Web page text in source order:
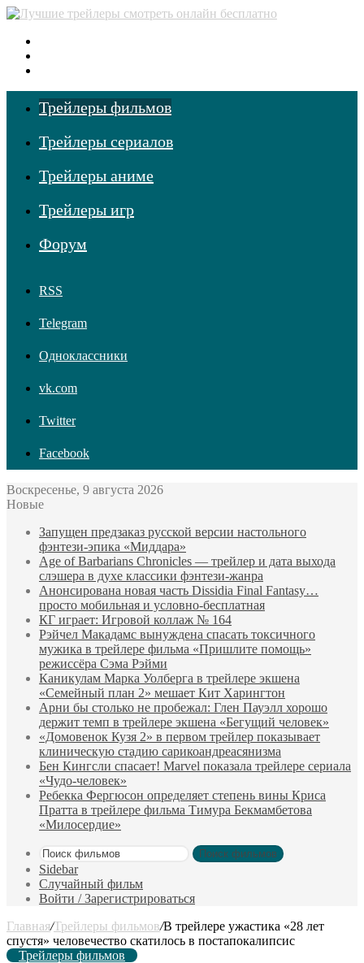
Трейлеры фильмов
Трейлеры сериалов
Трейлеры аниме
Трейлеры игр
Форум
RSS
Telegram
Одноклассники
vk.com
Twitter
Facebook
Воскресенье, 9 августа 2026
Новые
Запущен предзаказ русской версии настольного
фэнтези-эпика «Миддара»
Age of Barbarians Chronicles — трейлер и дата выхода
слэшера в духе классики фэнтези-жанра
Анонсирована новая часть Dissidia Final Fantasy…
просто мобильная и условно-бесплатная
КГ играет: Игровой коллаж № 164
Рэйчел Макадамс вынуждена спасать токсичного
мужика в трейлере фильма «Пришлите помощь»
режиссёра Сэма Рэйми
Каникулам Марка Уолберга в трейлере экшена
«Семейный план 2» мешает Кит Харингтон
Арни бы столько не пробежал: Глен Пауэлл хорошо
держит темп в трейлере экшена «Бегущий человек»
«Домовенок Кузя 2» в первом трейлер показывает
клиническую стадию сарикоандреасянизма
Бен Кингсли спасает! Marvel показала трейлере сериала
«Чудо-человек»
Ребекка Фергюсон определяет степень вины Криса
Пратта в трейлере фильма Тимура Бекмамбетова
«Милосердие»
Поиск фильмов
Sidebar
Случайный фильм
Войти / Зарегистрироваться
Главная/Трейлеры фильмов/В трейлере ужастика «28 лет
спустя» человечество скатилось в постапокалипсис
Трейлеры фильмов